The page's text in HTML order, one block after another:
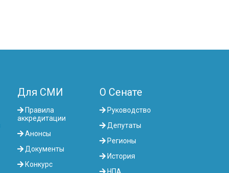
Для СМИ
Правила
аккредитации
Анонсы
Документы
Конкурс
О Сенате
Руководство
Депутаты
Регионы
История
НПА